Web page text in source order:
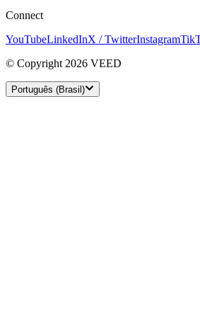
Connect
YouTubeLinkedInX / TwitterInstagram
© Copyright 2026 VEED
Português (Brasil)